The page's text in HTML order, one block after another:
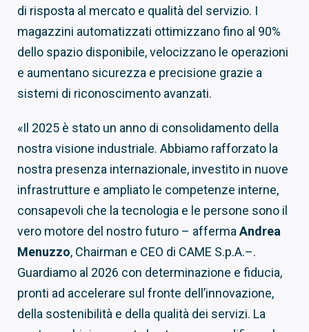
di risposta al mercato e qualità del servizio. I
magazzini automatizzati ottimizzano fino al 90%
dello spazio disponibile, velocizzano le operazioni
e aumentano sicurezza e precisione grazie a
sistemi di riconoscimento avanzati.
«Il 2025 è stato un anno di consolidamento della
nostra visione industriale. Abbiamo rafforzato la
nostra presenza internazionale, investito in nuove
infrastrutture e ampliato le competenze interne,
consapevoli che la tecnologia e le persone sono il
vero motore del nostro futuro – affermaAndrea
Menuzzo, Chairman e CEO di CAME S.p.A.–.
Guardiamo al 2026 con determinazione e fiducia,
pronti ad accelerare sul fronte dell’innovazione,
della sostenibilità e della qualità dei servizi. La